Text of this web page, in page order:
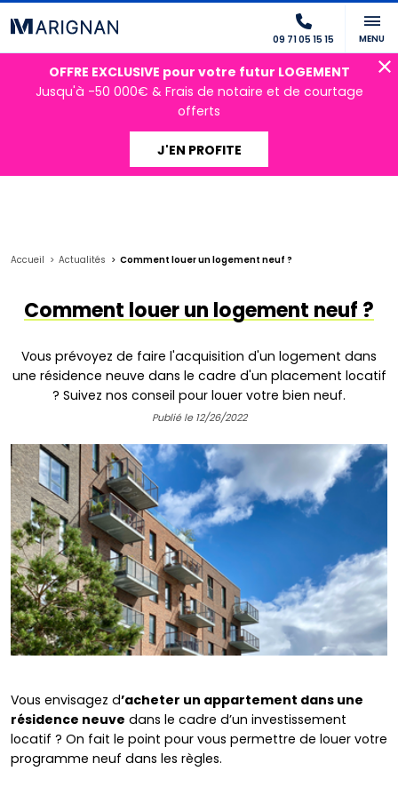
09 71 05 15 15 MENU
OFFRE EXCLUSIVE pour votre futur LOGEMENT
Jusqu'à -50 000€ & Frais de notaire et de courtage
offerts
J'EN PROFITE
Accueil Actualités Comment louer un logement neuf ?
Comment louer un logement neuf ?
Vous prévoyez de faire l'acquisition d'un logement dans
une résidence neuve dans le cadre d'un placement locatif
? Suivez nos conseil pour louer votre bien neuf.
Publié le 12/26/2022
Vous envisagez d’acheter un appartement dans une
résidence neuve dans le cadre d’un investissement
locatif ? On fait le point pour vous permettre de louer votre
programme neuf dans les règles.